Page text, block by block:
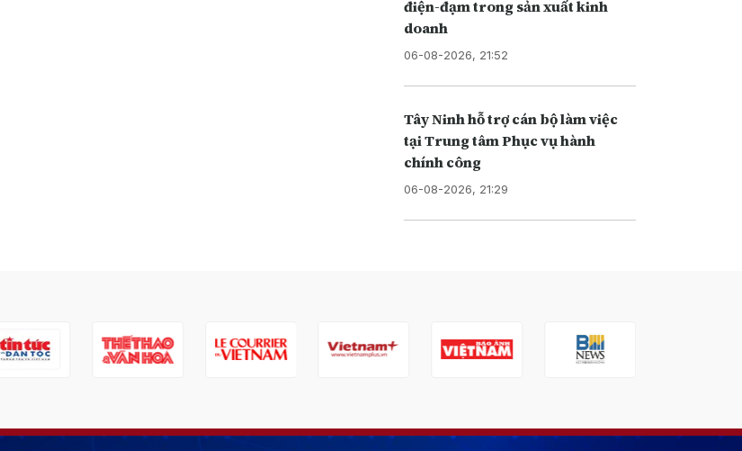
điện-đạm trong sản xuất kinh
doanh
06-08-2026, 21:52
Tây Ninh hỗ trợ cán bộ làm việc
tại Trung tâm Phục vụ hành
chính công
06-08-2026, 21:29